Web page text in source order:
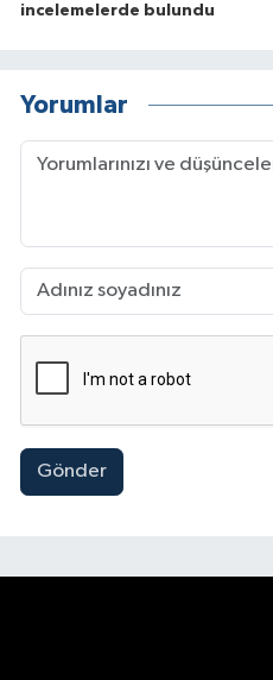
incelemelerde bulundu
Yorumlar
Gönder